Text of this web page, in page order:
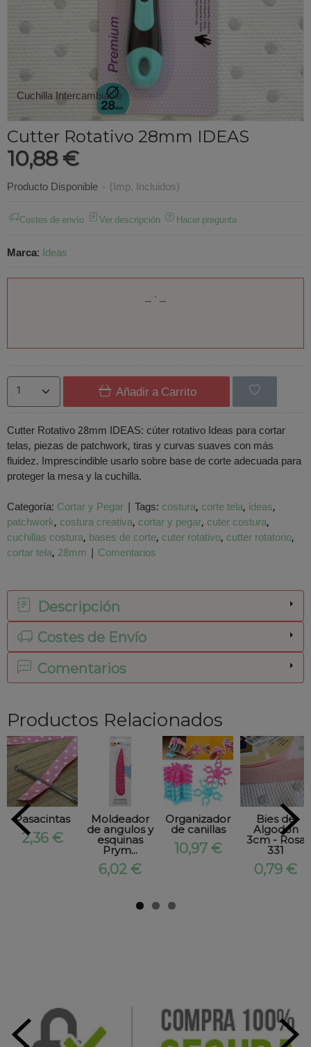
Cuchilla Intercambiable
Cutter Rotativo 28mm IDEAS
10,88 €
Producto Disponible - (Imp. Incluidos)
Costes de envío Ver descripción Hacer pregunta
Marca: Ideas
Añadir a Carrito
Cutter Rotativo 28mm IDEAS: cúter rotativo Ideas para cortar
telas, piezas de patchwork, tiras y curvas suaves con más
fluidez. Imprescindible usarlo sobre base de corte adecuada para
proteger la mesa y la cuchilla.
Categoría: Cortar y Pegar | Tags: costura corte tela ideas
patchwork costura creativa cortar y pegar cuter costura
cuchillas costura bases de corte cuter rotativo cutter rotatorio
cortar tela 28mm | Comentarios
Descripción
Costes de Envío
Comentarios
Productos Relacionados
Pasacintas
2,36 €
Moldeador
de angulos y
esquinas
Prym...
6,02 €
Organizador
de canillas
10,97 €
Bies de
Algodón
3cm - Rosa
331
0,79 €